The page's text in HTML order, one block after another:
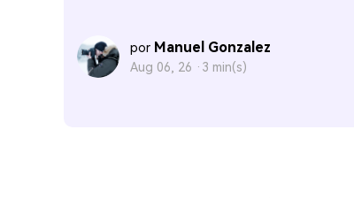
por Manuel Gonzalez
Aug 06, 26 · 3 min(s)